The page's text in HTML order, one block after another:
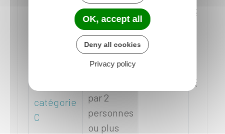
de
catégorie
C
Commise
par 1
personne
seule
30 000 € 2 ans
par 2
personnes
ou plus
5 ans
OK, accept all
Deny all cookies
Privacy policy